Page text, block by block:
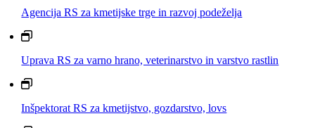
Agencija RS za kmetijske trge in razvoj podeželja
Uprava RS za varno hrano, veterinarstvo in varstvo rastlin
Inšpektorat RS za kmetijstvo, gozdarstvo, lovs